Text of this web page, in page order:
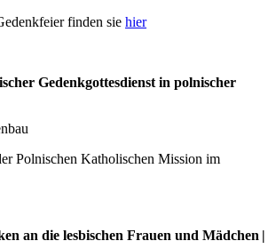
finden sie hier
Gedenkgottesdienst in polnischer
Polnischen Katholischen Mission im
an die lesbischen Frauen und Mädchen |